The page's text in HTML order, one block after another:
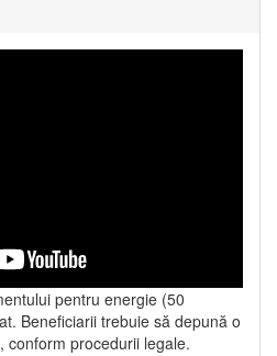
pentru energie (50
Beneficiarii trebuie să depună o
conform procedurii legale.